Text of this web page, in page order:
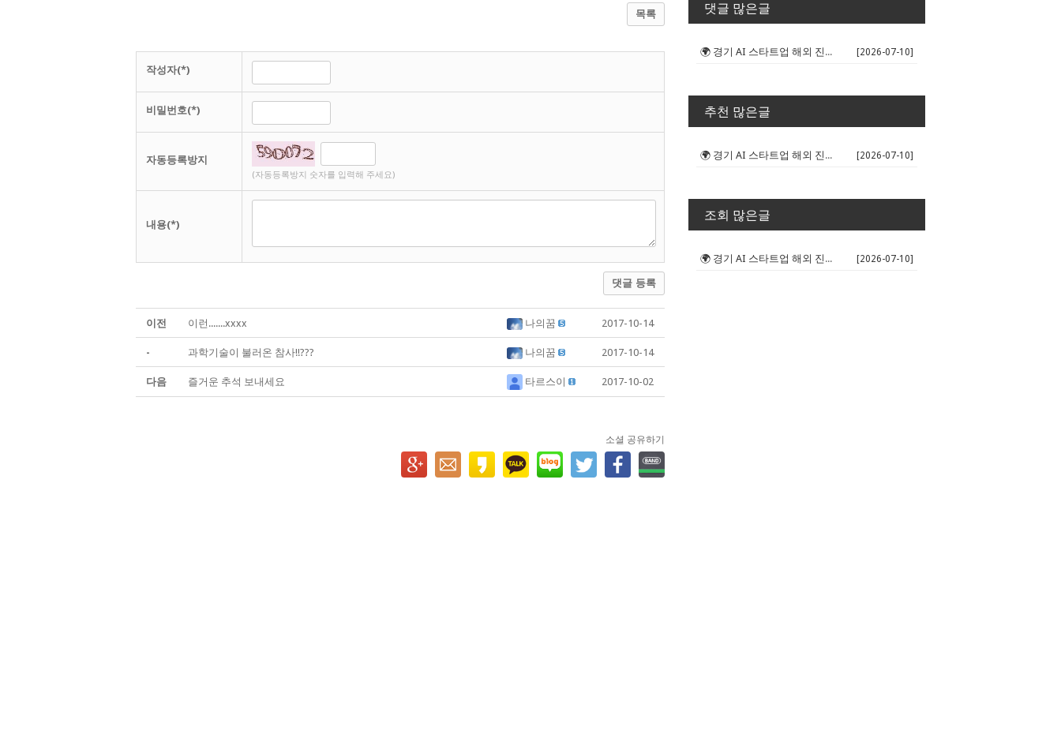
목록
작성자(*)
비밀번호(*)
자동등록방지
(자동등록방지 숫자를 입력해 주세요)
내용(*)
댓글 등록
이전 이런.......xxxx 나의꿈 2017-10-14
- 과학기술이 불러온 참사!!??? 나의꿈 2017-10-14
다음 즐거운 추석 보내세요 타르스이 2017-10-02
소셜 공유하기
댓글 많은글
🌍 경기 AI 스타트업 해외 진출 판... [2026-07-10]
추천 많은글
🌍 경기 AI 스타트업 해외 진출 판... [2026-07-10]
조회 많은글
🌍 경기 AI 스타트업 해외 진출 판... [2026-07-10]